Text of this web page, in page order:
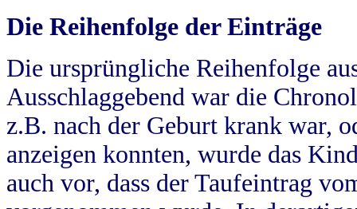
Die Reihenfolge der Einträge
Die ursprüngliche Reihenfolge
Ausschlaggebend war die
z.B. nach der Geburt krank war,
anzeigen konnten, wurde das
auch vor, dass der Taufeintrag